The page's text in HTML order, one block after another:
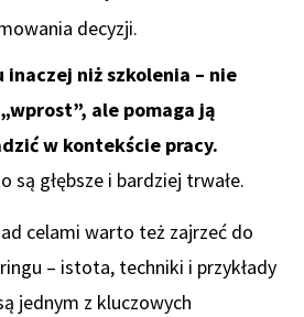
decyzji.
niż szkolenia – nie
ale pomaga ją
w kontekście pracy.
są głębsze i bardziej trwałe.
celami warto też zajrzeć do
– istota, techniki i przykłady
jednym z kluczowych